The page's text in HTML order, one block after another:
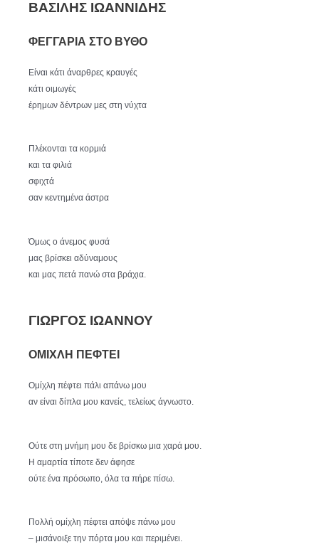
ΒΑΣΙΛΗΣ ΙΩΑΝΝΙΔΗΣ
ΦΕΓΓΑΡΙΑ ΣΤΟ ΒΥΘΟ
Είναι κάτι άναρθρες κραυγές
κάτι οιμωγές
έρημων δέντρων μες στη νύχτα
Πλέκονται τα κορμιά
και τα φιλιά
σφιχτά
σαν κεντημένα άστρα
Όμως ο άνεμος φυσά
μας βρίσκει αδύναμους
και μας πετά πανώ στα βράχια.
ΓΙΩΡΓΟΣ ΙΩΑΝΝΟΥ
ΟΜΙΧΛΗ ΠΕΦΤΕΙ
Ομίχλη πέφτει πάλι απάνω μου
αν είναι δίπλα μου κανείς, τελείως άγνωστο.
Ούτε στη μνήμη μου δε βρίσκω μια χαρά μου.
Η αμαρτία τίποτε δεν άφησε
ούτε ένα πρόσωπο, όλα τα πήρε πίσω.
Πολλή ομίχλη πέφτει απόψε πάνω μου
– μισάνοιξε την πόρτα μου και περιμένει.